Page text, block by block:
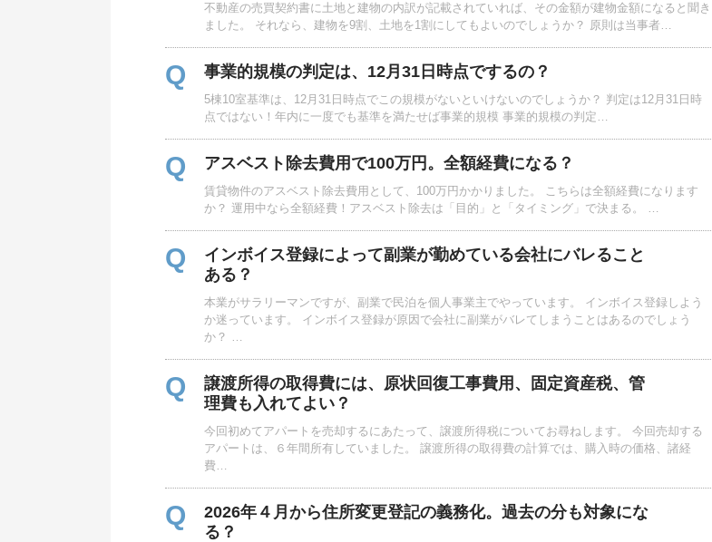
不動産の売買契約書に土地と建物の内訳が記載されていれば、その金額が建物金額になると聞き
ました。 それなら、建物を9割、土地を1割にしてもよいのでしょうか？ 原則は当事者…
Q 事業的規模の判定は、12月31日時点でするの？
5棟10室基準は、12月31日時点でこの規模がないといけないのでしょうか？ 判定は12月31日時
点ではない！年内に一度でも基準を満たせば事業的規模 事業的規模の判定…
Q アスベスト除去費用で100万円。全額経費になる？
賃貸物件のアスベスト除去費用として、100万円かかりました。 こちらは全額経費になります
か？ 運用中なら全額経費！アスベスト除去は「目的」と「タイミング」で決まる。 …
Q
インボイス登録によって副業が勤めている会社にバレること
ある？
本業がサラリーマンですが、副業で民泊を個人事業主でやっています。 インボイス登録しよう
か迷っています。 インボイス登録が原因で会社に副業がバレてしまうことはあるのでしょう
か？ …
Q
譲渡所得の取得費には、原状回復工事費用、固定資産税、管
理費も入れてよい？
今回初めてアパートを売却するにあたって、譲渡所得税についてお尋ねします。 今回売却する
アパートは、６年間所有していました。 譲渡所得の取得費の計算では、購入時の価格、諸経
費…
Q
2026年４月から住所変更登記の義務化。過去の分も対象にな
る？